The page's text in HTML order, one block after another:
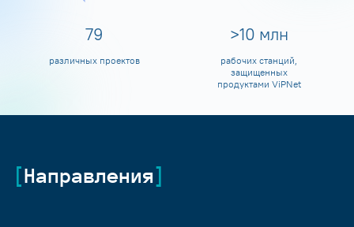
80
различных проектов
>10 млн
рабочих станций,
защищенных
продуктами ViPNet
Направления